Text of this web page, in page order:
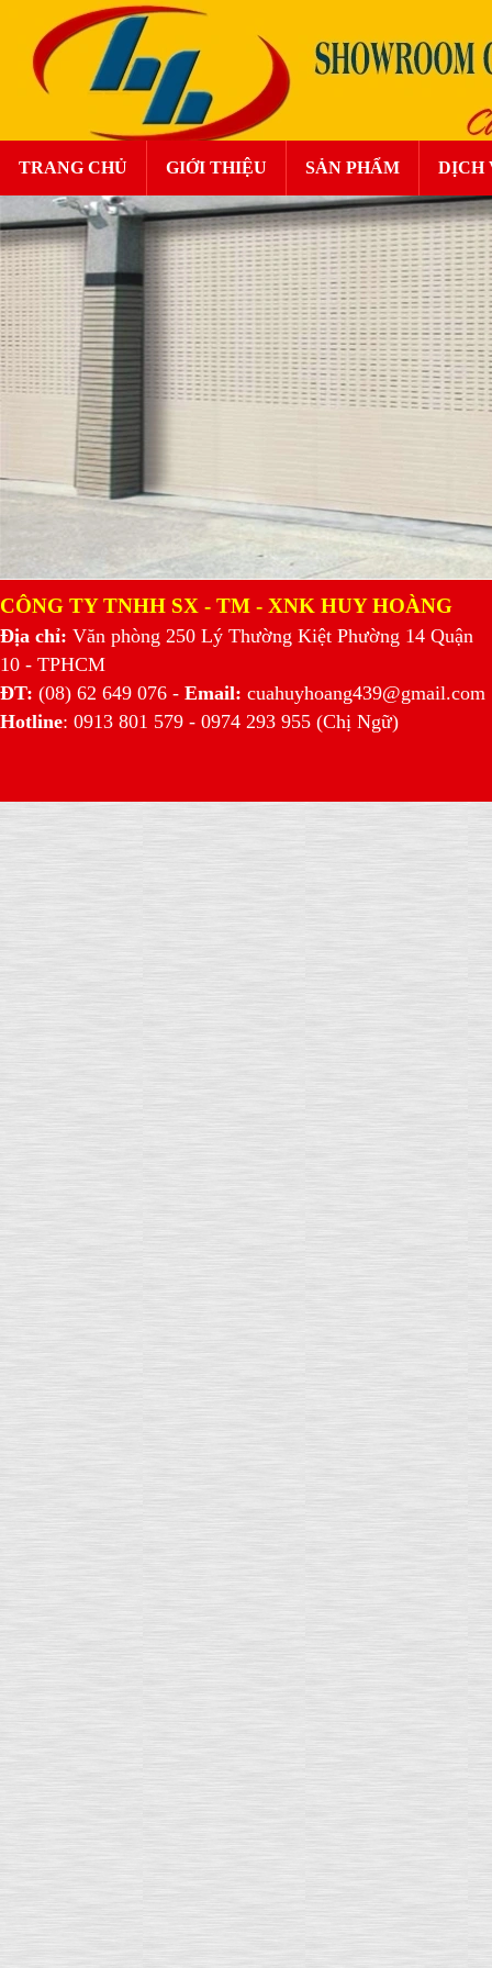
TRANG CHỦ GIỚI THIỆU SẢN PHẨM DỊCH
CÔNG TY TNHH SX - TM - XNK HUY HOÀNG
Địa chỉ: Văn phòng 250 Lý Thường Kiệt Phường 14 Quận
10 - TPHCM
ĐT: (08) 62 649 076 - Email: cuahuyhoang439@gmail.com
Hotline: 0913 801 579 - 0974 293 955 (Chị Ngữ)